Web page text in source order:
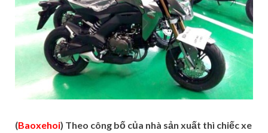
(Baoxehoi) Theo công bố của nhà sản xuất thì chiếc xe